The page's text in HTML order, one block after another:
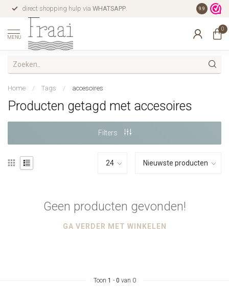
direct shopping hulp via WHATSAPP. gratis
9.9
MENU
0
Home / Tags / accesoires
Producten getagd met accesoires
Filters
Geen producten gevonden!
GA VERDER MET WINKELEN
Toon 1 - 0 van 0